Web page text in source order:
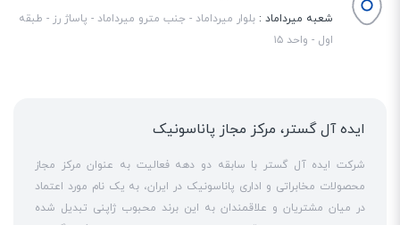
شعبه میرداماد : بلوار میرداماد - جنب مترو میرداماد - پاساژ رز - طبقه
اول - واحد ۱۵
ایده آل گستر، مرکز مجاز پاناسونیک
شرکت ایده آل گستر با سابقه دو دهه فعالیت به عنوان مرکز مجاز
محصولات مخابراتی و اداری پاناسونیک در ایران، به یک نام مورد اعتماد
در میان مشتریان و علاقمندان به این برند محبوب ژاپنی تبدیل شده